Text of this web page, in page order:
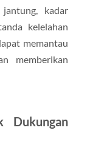
kadar
kelelahan
memantau
memberikan
Dukungan